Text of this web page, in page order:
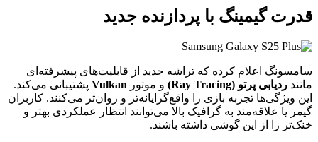
قدرت گیمینگ با پردازنده جدید
سامسونگ اعلام کرده که تراشه جدید از قابلیت‌های پیشرفته‌ای
مانند ردیابی پرتو (Ray Tracing) و موتور Vulkan پشتیبانی می‌کند.
این ویژگی‌ها تجربه بازی را واقع‌گرایانه‌تر و روان‌تر می‌کنند. کاربران
گیمر یا علاقه‌مند به گرافیک بالا می‌توانند انتظار عملکردی بهتر و
خنک‌تر را از این گوشی داشته باشند.